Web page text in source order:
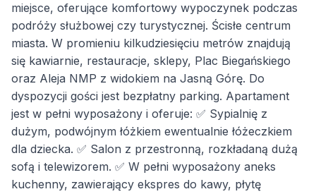
miejsce, oferujące komfortowy wypoczynek podczas
podróży służbowej czy turystycznej. Ścisłe centrum
miasta. W promieniu kilkudziesięciu metrów znajdują
się kawiarnie, restauracje, sklepy, Plac Biegańskiego
oraz Aleja NMP z widokiem na Jasną Górę. Do
dyspozycji gości jest bezpłatny parking. Apartament
jest w pełni wyposażony i oferuje: ✅ Sypialnię z
dużym, podwójnym łóżkiem ewentualnie łóżeczkiem
dla dziecka. ✅ Salon z przestronną, rozkładaną dużą
sofą i telewizorem. ✅ W pełni wyposażony aneks
kuchenny, zawierający ekspres do kawy, płytę